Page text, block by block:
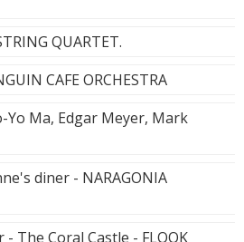
QUARTET.
CAFE ORCHESTRA
Yo Ma, Edgar Meyer, Mark
diner - NARAGONIA
The Coral Castle - FLOOK